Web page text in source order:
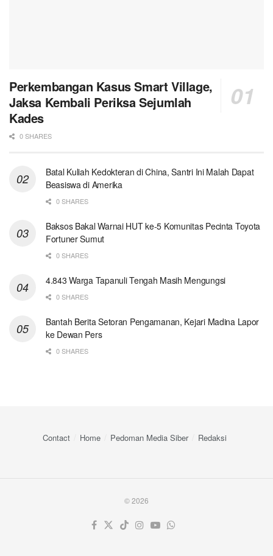
Perkembangan Kasus Smart Village,
Jaksa Kembali Periksa Sejumlah
Kades
0 SHARES
Batal Kuliah Kedokteran di China, Santri Ini Malah Dapat
Beasiswa di Amerika
0 SHARES
Baksos Bakal Warnai HUT ke-5 Komunitas Pecinta Toyota
Fortuner Sumut
0 SHARES
4.843 Warga Tapanuli Tengah Masih Mengungsi
0 SHARES
Bantah Berita Setoran Pengamanan, Kejari Madina Lapor
ke Dewan Pers
0 SHARES
Contact Home Pedoman Media Siber Redaksi
© 2026